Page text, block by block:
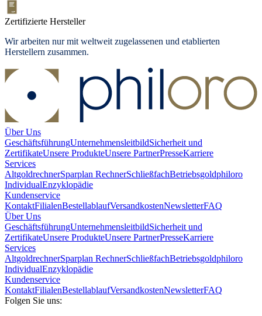
Zertifizierte Hersteller
Wir arbeiten nur mit weltweit zugelassenen und etablierten
Herstellern zusammen.
Über Uns
GeschäftsführungUnternehmensleitbildSicherheit und
ZertifikateUnsere ProdukteUnsere PartnerPresseKarriere
Services
AltgoldrechnerSparplan RechnerSchließfachBetriebsgoldphiloro
IndividualEnzyklopädie
Kundenservice
KontaktFilialenBestellablaufVersandkostenNewsletterFAQ
Über Uns
GeschäftsführungUnternehmensleitbildSicherheit und
ZertifikateUnsere ProdukteUnsere PartnerPresseKarriere
Services
AltgoldrechnerSparplan RechnerSchließfachBetriebsgoldphiloro
IndividualEnzyklopädie
Kundenservice
KontaktFilialenBestellablaufVersandkostenNewsletterFAQ
Folgen Sie uns: